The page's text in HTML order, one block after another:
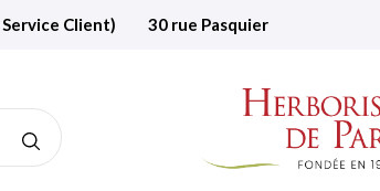
Client) 30 rue Pasquier